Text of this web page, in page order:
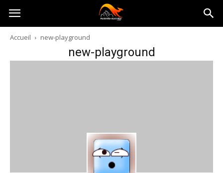
Australia-
australie.com
Accueil new-playground
new-playground